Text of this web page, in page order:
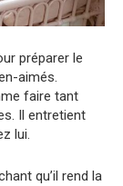
préparer le
aimés.
faire tant
Il entretient
lui.
qu’il rend la